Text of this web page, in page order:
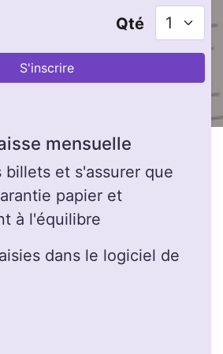
Qté
S'inscrire
mensuelle
billets et s'assurer que
papier et
à l'équilibre
dans le logiciel de